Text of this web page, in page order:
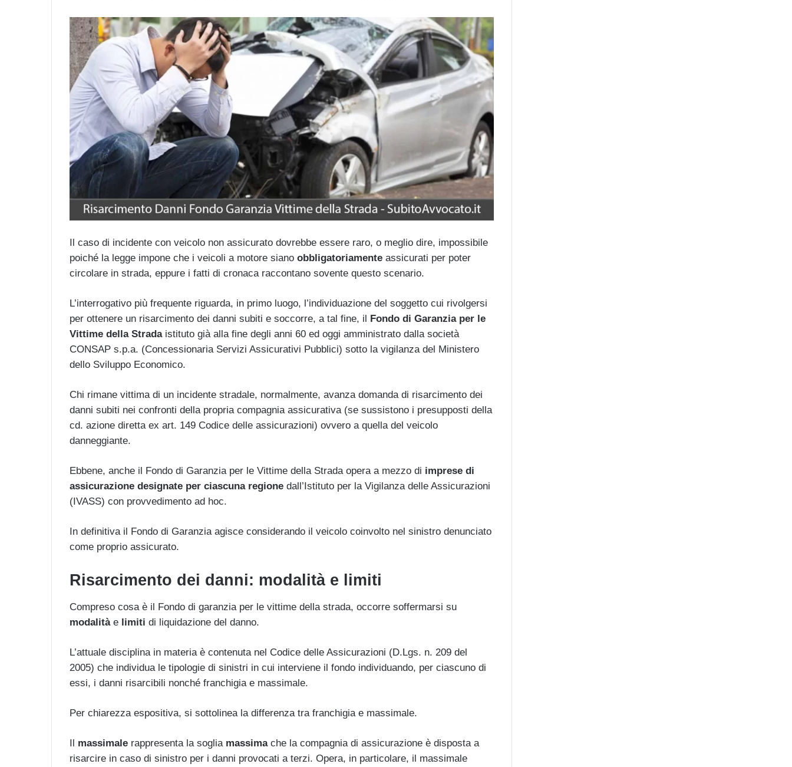
Il caso di incidente con veicolo non assicurato dovrebbe essere raro, o meglio dire, impossibile
poiché la legge impone che i veicoli a motore siano obbligatoriamente assicurati per poter
circolare in strada, eppure i fatti di cronaca raccontano sovente questo scenario.
L’interrogativo più frequente riguarda, in primo luogo, l’individuazione del soggetto cui rivolgersi
per ottenere un risarcimento dei danni subiti e soccorre, a tal fine, il
Fondo di Garanzia per le
Vittime della Stradaistituto già alla fine degli anni 60 ed oggi amministrato dalla società
CONSAP s.p.a. (Concessionaria Servizi Assicurativi Pubblici) sotto la vigilanza del Ministero
dello Sviluppo Economico.
Chi rimane vittima di un incidente stradale, normalmente, avanza domanda di risarcimento dei
danni subiti nei confronti della propria compagnia assicurativa (se sussistono i presupposti della
cd. azione diretta ex art. 149 Codice delle assicurazioni) ovvero a quella del veicolo
danneggiante.
Ebbene, anche il Fondo di Garanzia per le Vittime della Strada opera a mezzo di imprese di
assicurazione designate per ciascuna regione dall’Istituto per la Vigilanza delle Assicurazioni
(IVASS) con provvedimento ad hoc.
In definitiva il Fondo di Garanzia agisce considerando il veicolo coinvolto nel sinistro denunciato
come proprio assicurato.
Risarcimento dei danni: modalità e limiti
Compreso cosa è il Fondo di garanzia per le vittime della strada, occorre soffermarsi su
modalitàe limiti di liquidazione del danno.
L’attuale disciplina in materia è contenuta nel Codice delle Assicurazioni (D.Lgs. n. 209 del
2005) che individua le tipologie di sinistri in cui interviene il fondo individuando, per ciascuno di
essi, i danni risarcibili nonché franchigia e massimale.
Per chiarezza espositiva, si sottolinea la differenza tra franchigia e massimale.
Il massimale rappresenta la soglia massimache la compagnia di assicurazione è disposta a
risarcire in caso di sinistro per i danni provocati a terzi. Opera, in particolare, il massimale